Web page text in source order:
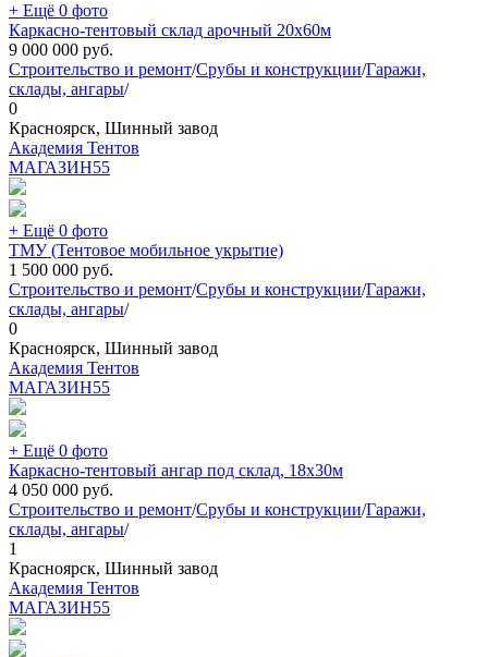
+ Ещё 0 фото
Каркасно-тентовый склад арочный 20х60м
9 000 000 руб.
Строительство и ремонт/Срубы и конструкции/Гаражи,
склады, ангары/
0
Красноярск, Шинный завод
Академия Тентов
МАГАЗИН55
+ Ещё 0 фото
ТМУ (Тентовое мобильное укрытие)
1 500 000 руб.
Строительство и ремонт/Срубы и конструкции/Гаражи,
склады, ангары/
0
Красноярск, Шинный завод
Академия Тентов
МАГАЗИН55
+ Ещё 0 фото
Каркасно-тентовый ангар под склад, 18х30м
4 050 000 руб.
Строительство и ремонт/Срубы и конструкции/Гаражи,
склады, ангары/
1
Красноярск, Шинный завод
Академия Тентов
МАГАЗИН55